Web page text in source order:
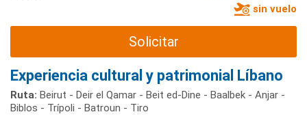
sin vuelo
Solicitar
Experiencia cultural y patrimonial Líbano
Ruta: Beirut - Deir el Qamar - Beit ed-Dine - Baalbek - Anjar -
Biblos - Trípoli - Batroun - Tiro